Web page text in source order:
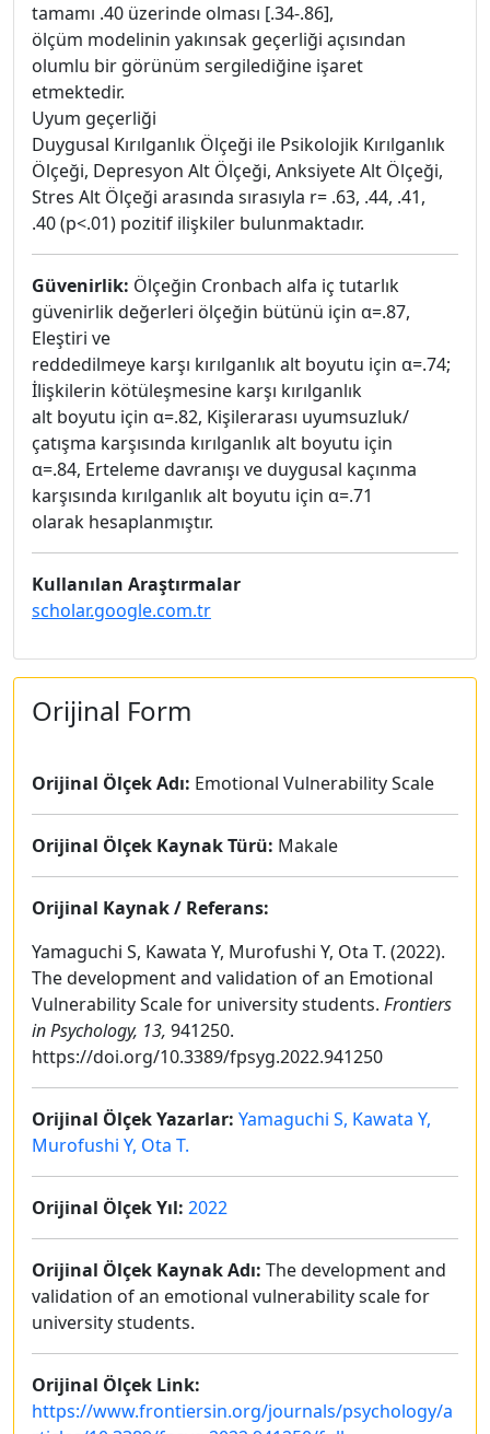
tamamı .40 üzerinde olması [.34-.86],
ölçüm modelinin yakınsak geçerliği açısından
olumlu bir görünüm sergilediğine işaret
etmektedir.
Uyum geçerliği
Duygusal Kırılganlık Ölçeği ile Psikolojik Kırılganlık
Ölçeği, Depresyon Alt Ölçeği, Anksiyete Alt Ölçeği,
Stres Alt Ölçeği arasında sırasıyla r= .63, .44, .41,
.40 (p<.01) pozitif ilişkiler bulunmaktadır.
Güvenirlik: Ölçeğin Cronbach alfa iç tutarlık
güvenirlik değerleri ölçeğin bütünü için α=.87,
Eleştiri ve
reddedilmeye karşı kırılganlık alt boyutu için α=.74;
İlişkilerin kötüleşmesine karşı kırılganlık
alt boyutu için α=.82, Kişilerarası uyumsuzluk/
çatışma karşısında kırılganlık alt boyutu için
α=.84, Erteleme davranışı ve duygusal kaçınma
karşısında kırılganlık alt boyutu için α=.71
olarak hesaplanmıştır.
Kullanılan Araştırmalar
scholar.google.com.tr
Orijinal Form
Orijinal Ölçek Adı: Emotional Vulnerability Scale
Orijinal Ölçek Kaynak Türü: Makale
Orijinal Kaynak / Referans:
Yamaguchi S, Kawata Y, Murofushi Y, Ota T. (2022).
The development and validation of an Emotional
Vulnerability Scale for university students. Frontiers
in Psychology, 13, 941250.
https://doi.org/10.3389/fpsyg.2022.941250
Orijinal Ölçek Yazarlar: Yamaguchi S, Kawata Y,
Murofushi Y, Ota T.
Orijinal Ölçek Yıl: 2022
Orijinal Ölçek Kaynak Adı: The development and
validation of an emotional vulnerability scale for
university students.
Orijinal Ölçek Link:
https://www.frontiersin.org/journals/psychology/a